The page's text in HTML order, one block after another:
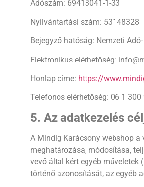
Adószám: 69413041-1-33
Nyilvántartási szám: 53148328
Bejegyző hatóság: Nemzeti
Elektronikus elérhetőség:
Honlap címe: https://
Telefonos elérhetőség: 06 1 300
5. Az adatkezelés
A Mindig Karácsony webshop
meghatározása, módosítása,
vevő által kért egyéb műveletek
történő azonosítását, az egyéb